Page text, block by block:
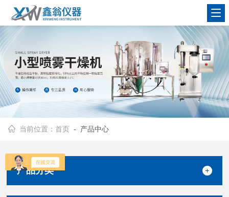
查看更多
当前位置：首页 - 产品中心
产品分类